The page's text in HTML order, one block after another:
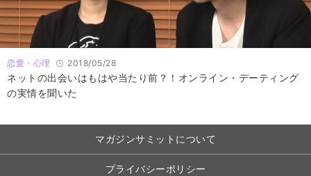
恋愛・心理 2018/05/28
ネットの出会いはもはや当たり前？！オンライン・デーティング
の実情を聞いた
マガジンサミットについて
プライバシーポリシー